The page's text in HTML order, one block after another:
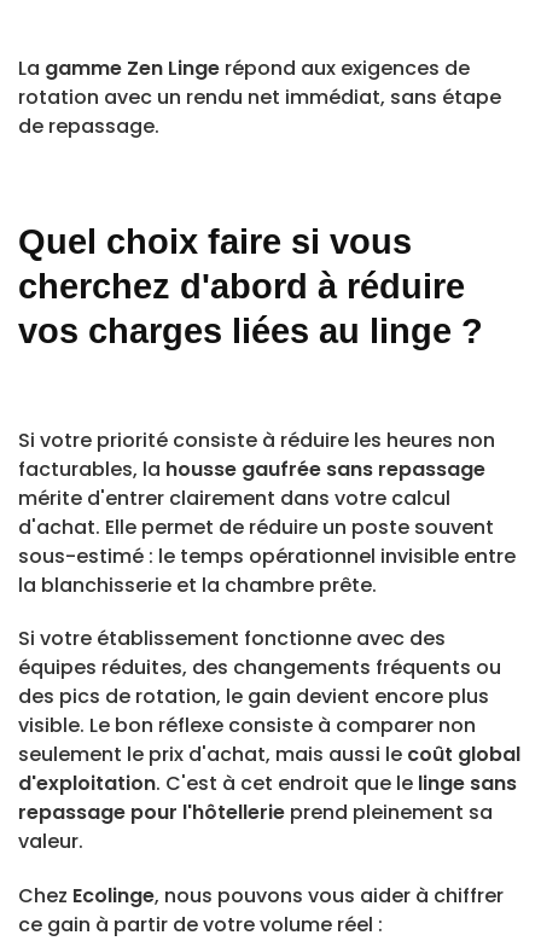
La gamme Zen Linge répond aux exigences de
rotation avec un rendu net immédiat, sans étape
de repassage.
Quel choix faire si vous
cherchez d'abord à réduire
vos charges liées au linge ?
Si votre priorité consiste à réduire les heures non
facturables, la housse gaufrée sans repassage
mérite d'entrer clairement dans votre calcul
d'achat. Elle permet de réduire un poste souvent
sous-estimé : le temps opérationnel invisible entre
la blanchisserie et la chambre prête.
Si votre établissement fonctionne avec des
équipes réduites, des changements fréquents ou
des pics de rotation, le gain devient encore plus
visible. Le bon réflexe consiste à comparer non
seulement le prix d'achat, mais aussi le coût global
d'exploitation. C'est à cet endroit que le linge sans
repassage pour l'hôtellerie prend pleinement sa
valeur.
Chez Ecolinge, nous pouvons vous aider à chiffrer
ce gain à partir de votre volume réel :